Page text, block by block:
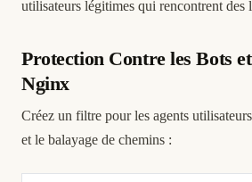
utilisateurs légitimes qui rencontrent des
Protection Contre les Bots
Nginx
Créez un filtre pour les agents
et le balayage de chemins :